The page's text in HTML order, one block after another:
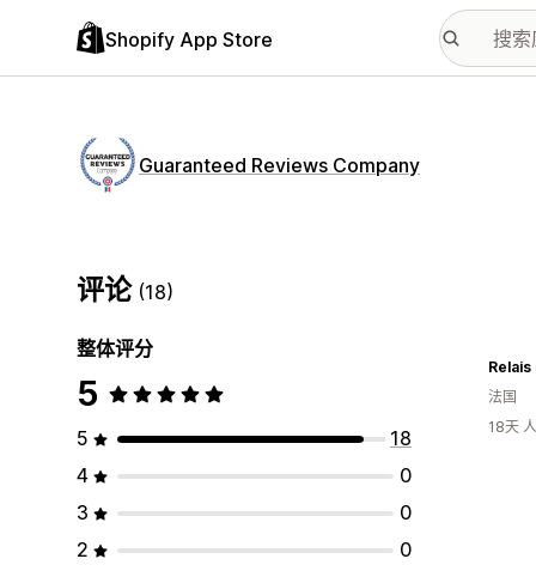
Shopify App Store
Guaranteed Reviews Company
评论 (18)
整体评分
5
5
18
4
0
3
0
2
0
法国
18天